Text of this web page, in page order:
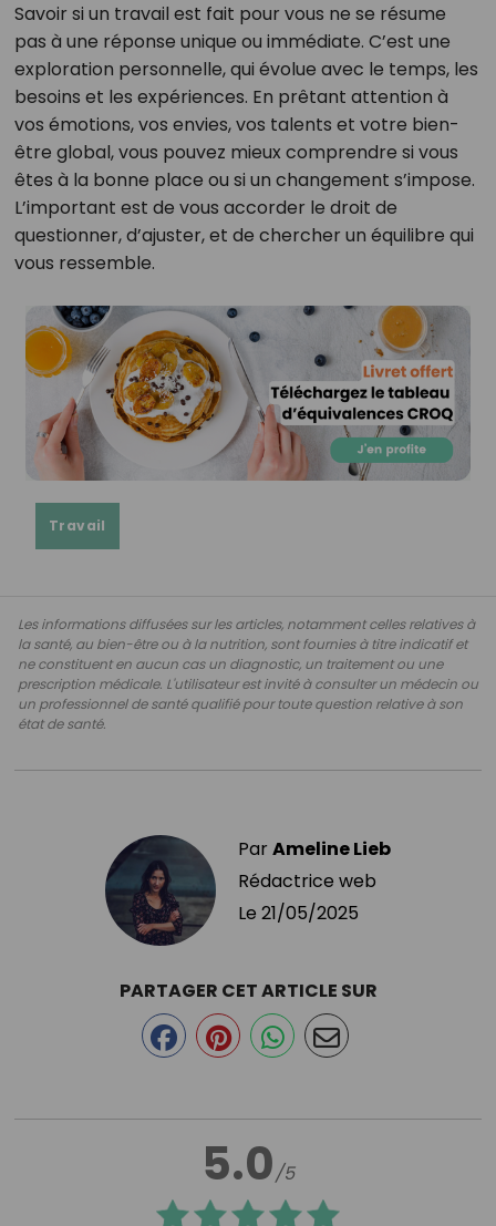
Savoir si un travail est fait pour vous ne se résume
pas à une réponse unique ou immédiate. C’est une
exploration personnelle, qui évolue avec le temps, les
besoins et les expériences. En prêtant attention à
vos émotions, vos envies, vos talents et votre bien-
être global, vous pouvez mieux comprendre si vous
êtes à la bonne place ou si un changement s’impose.
L’important est de vous accorder le droit de
questionner, d’ajuster, et de chercher un équilibre qui
vous ressemble.
Travail
Les informations diffusées sur les articles, notamment celles relatives à
la santé, au bien-être ou à la nutrition, sont fournies à titre indicatif et
ne constituent en aucun cas un diagnostic, un traitement ou une
prescription médicale. L'utilisateur est invité à consulter un médecin ou
un professionnel de santé qualifié pour toute question relative à son
état de santé.
ParAmeline Lieb
Rédactrice web
Le 21/05/2025
5.0/5
PARTAGER CET ARTICLE SUR